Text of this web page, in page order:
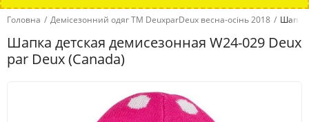
Головна / Демісезонний одяг ТМ DeuxparDeux весна-осінь 2018 / Шапка
Шапка детская демисезонная W24-029 Deux
par Deux (Canada)